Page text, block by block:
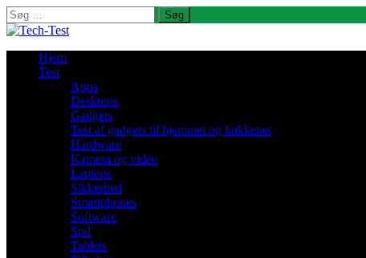
Søg
efter:
Hjem
Test
Apps
Desktops
Gadgets
Test af gadgets til hjemmet og køkkenet
Hardware
Kamera og video
Laptops
Sikkerhed
Smartphones
Software
Spil
Tablets